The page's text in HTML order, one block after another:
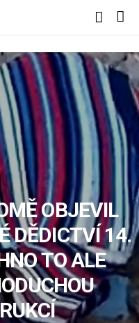
OBJEVIL
DĚDICTVÍ 14.
TO ALE